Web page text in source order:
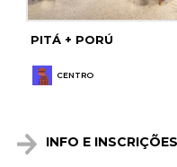
PITÁ + PORÚ
CENTRO
INFO E